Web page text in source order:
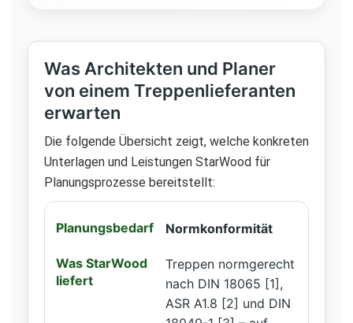
Was Architekten und Planer
von einem Treppenlieferanten
erwarten
Die folgende Übersicht zeigt, welche konkreten
Unterlagen und Leistungen StarWood für
Planungsprozesse bereitstellt:
Normkonformität
Treppen normgerecht
nach DIN 18065 [1],
ASR A1.8 [2] und DIN